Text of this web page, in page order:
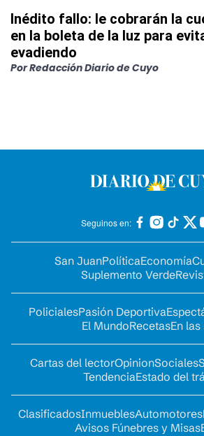
Inédito fallo: le cobrarán la
en la boleta de la luz para
evadiendo
PorRedacción Diario de Cuyo
Seguinos en:
San JuanPolíticaEconomía
Suplemento Verde
PolicialesPasión Deportiva
El MundoRecetasEn las
Cartas del lectorOpinionSociales
TendenciaEstado del
ClasificadosInmueblesAutomotores
Avisos Fúnebres y Misas